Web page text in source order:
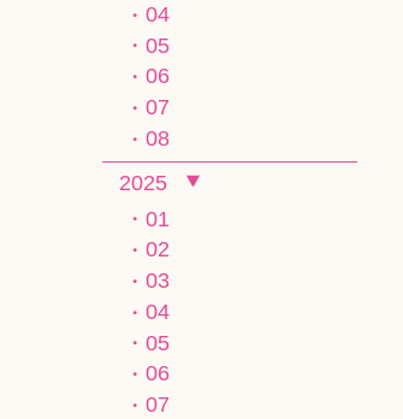
04
05
06
07
08
2025
01
02
03
04
05
06
07